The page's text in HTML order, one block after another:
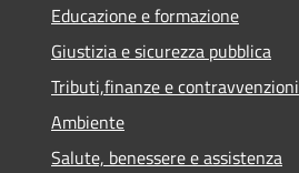
Educazione e formazione
Giustizia e sicurezza pubblica
Tributi,finanze e contravvenzioni
Ambiente
Salute, benessere e assistenza